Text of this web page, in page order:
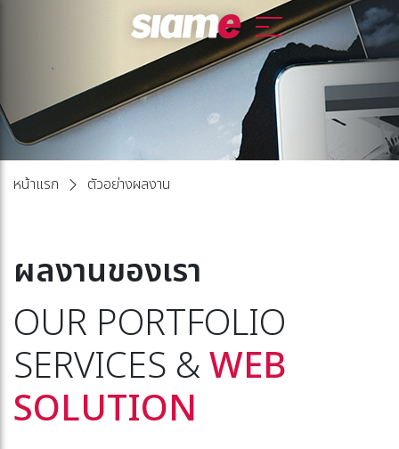
หน้าแรก ตัวอย่างผลงาน
ผลงานของเรา
OUR PORTFOLIO
SERVICES &WEB
SOLUTION